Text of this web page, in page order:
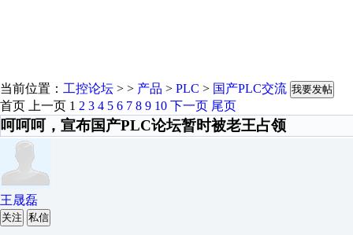
当前位置： 工控论坛 > > 产品 > PLC > 国产PLC交流 我要发帖
首页 上一页 1 2 3 4 5 6 7 8 9 10 下一页 尾页
呵呵呵，宣布国产PLC论坛暂时被老王占领
王晟磊
关注 私信